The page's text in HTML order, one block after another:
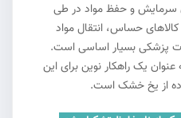
سرمایش و حفظ مواد در طی
حساس، انتقال مواد
پزشکی بسیار اساسی است.
یک راهکار نوین برای این
از یخ خشک است.